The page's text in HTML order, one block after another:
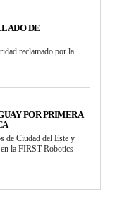
DE
reclamado por la
POR PRIMERA
de Ciudad del Este y
la FIRST Robotics